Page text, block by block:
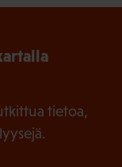
tietoa,